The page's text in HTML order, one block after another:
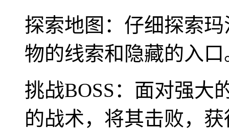
探索地图：仔细探索
物的线索和隐藏的入口
挑战BOSS：面对强大
的战术，将其击败，